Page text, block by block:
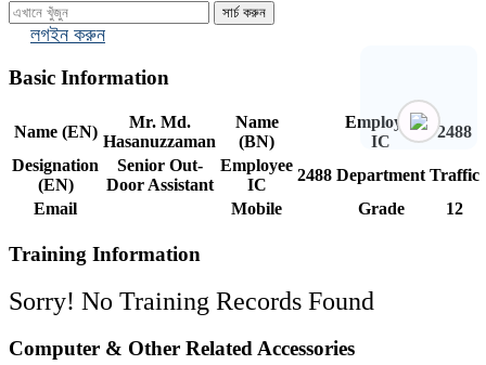
সার্চ করুন
লগইন করুন
Basic Information
Name (EN)
Mr. Md.
Hasanuzzaman
Name
(BN)
Employee
IC
2488
Designation
(EN)
Senior Out-
Door Assistant
Employee
IC
2488 Department Traffic
Email
Mobile Grade 12
Training Information
Sorry! No Training Records Found
Computer & Other Related Accessories